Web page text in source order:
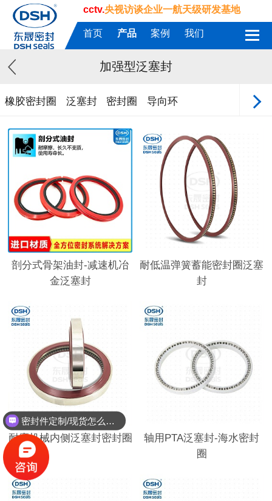
cctv.央视访谈企业一航天级研发基地
首页 产品 案例 我们
加强型泛塞封
橡胶密封圈 泛塞封 密封圈 导向环
剖分式骨架油封-减速机冶
金泛塞封
耐低温弹簧蓄能密封圈泛塞
封
耐磨机械内侧泛塞封密封圈
轴用PTA泛塞封-海水密封
圈